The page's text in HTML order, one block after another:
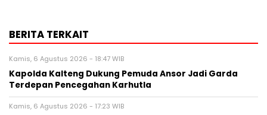
BERITA TERKAIT
Kamis, 6 Agustus 2026 - 18:47 WIB
Kapolda Kalteng Dukung Pemuda Ansor Jadi Garda
Terdepan Pencegahan Karhutla
Kamis, 6 Agustus 2026 - 17:23 WIB